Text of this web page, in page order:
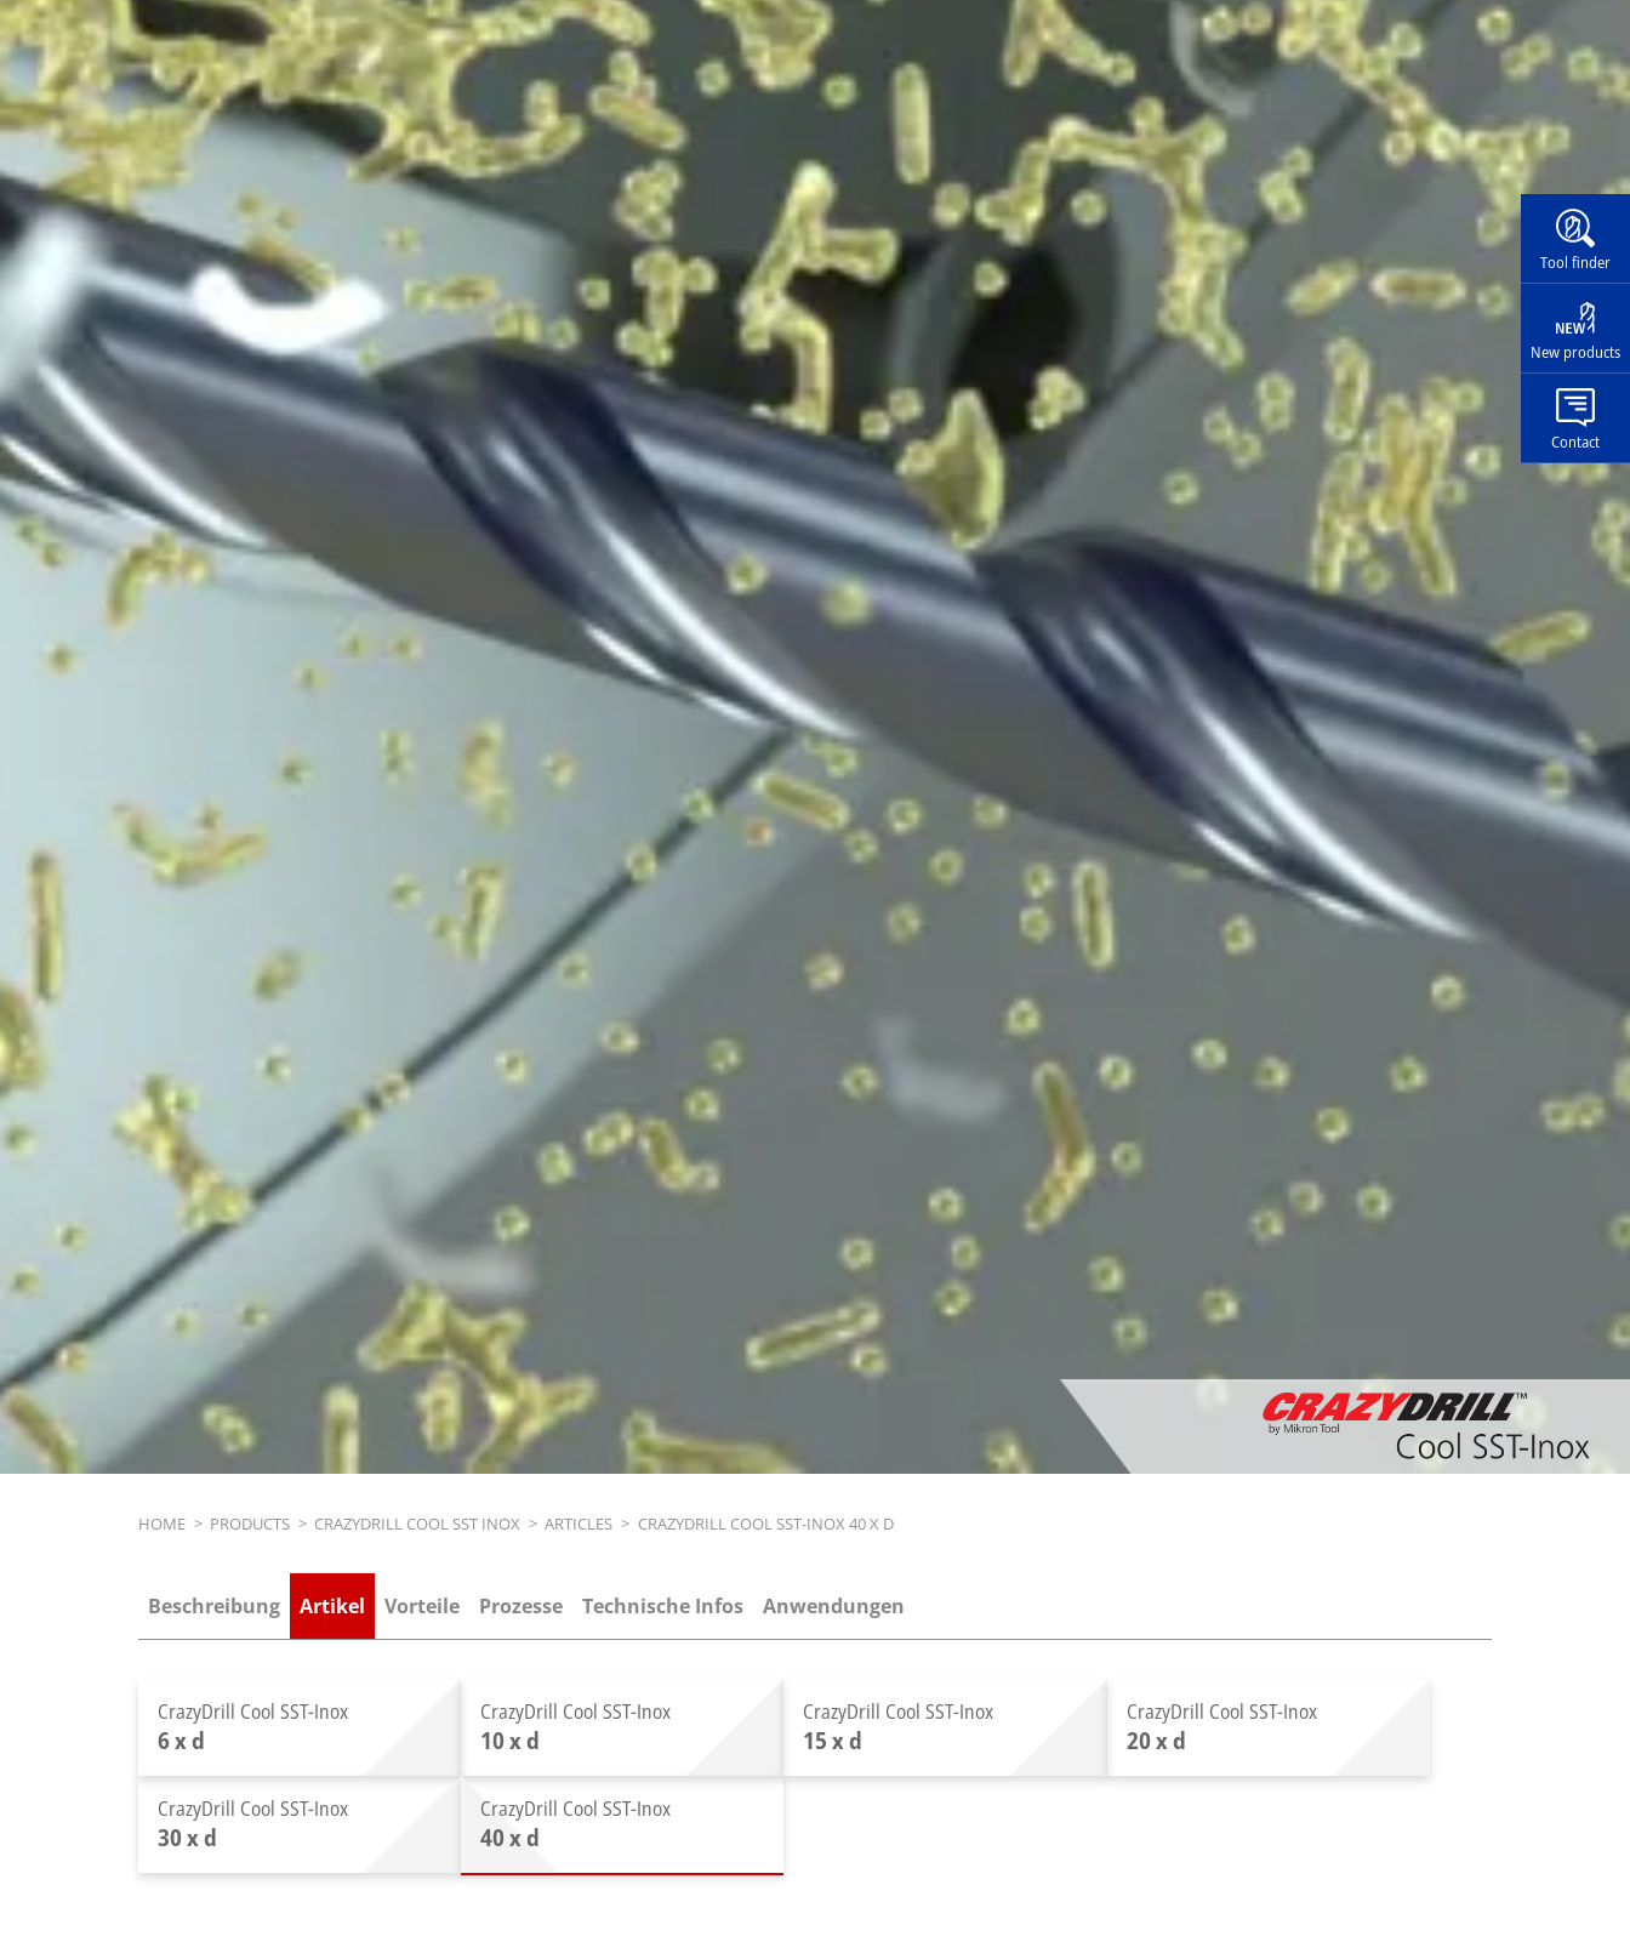
Tool finder
New products
Contact
Breadcrumb
HOME > PRODUCTS > CRAZYDRILL COOL SST INOX > ARTICLES > CRAZYDRILL COOL SST-INOX 40 X D
Beschreibung Artikel Vorteile Prozesse Technische Infos Anwendungen
CrazyDrill Cool SST-Inox
6 x d
CrazyDrill Cool SST-Inox
10 x d
CrazyDrill Cool SST-Inox
15 x d
CrazyDrill Cool SST-Inox
20 x d
CrazyDrill Cool SST-Inox
30 x d
CrazyDrill Cool SST-Inox
40 x d